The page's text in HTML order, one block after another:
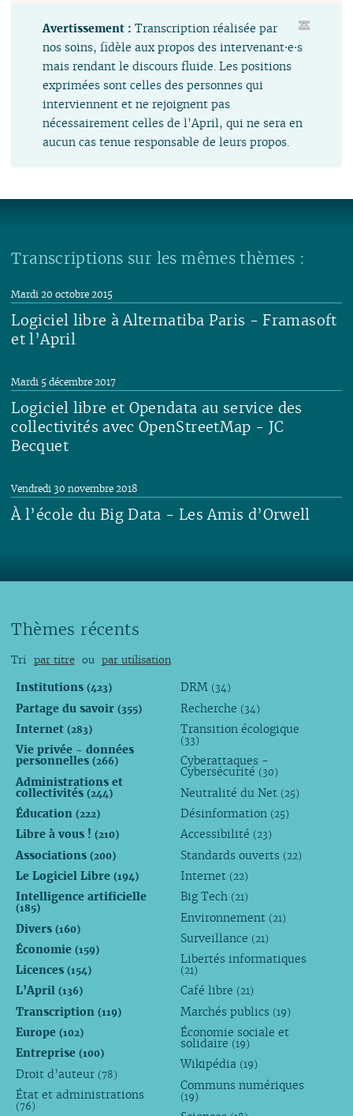
Avertissement :Transcription réalisée par
nos soins, fidèle aux propos des intervenant⋅e⋅s
mais rendant le discours fluide. Les positions
exprimées sont celles des personnes qui
interviennent et ne rejoignent pas
nécessairement celles de l'April, qui ne sera en
aucun cas tenue responsable de leurs propos.
Transcriptions sur les mêmes thèmes :
Logiciel libre à Alternatiba Paris - Framasoft
et l’April
Mardi 20 octobre 2015
Logiciel libre et Opendata au service des
collectivités avec OpenStreetMap - JC
Becquet
Mardi 5 décembre 2017
À l’école du Big Data - Les Amis d’Orwell
Vendredi 30 novembre 2018
Thèmes récents
Tri par titre ou par utilisation
Institutions (423)
Partage du savoir (355)
Internet (283)
Vie privée - données
personnelles (266)
Administrations et
collectivités (244)
Éducation (222)
Libre à vous ! (210)
Associations (200)
Le Logiciel Libre (194)
Intelligence artificielle
(185)
Divers (160)
Économie (159)
Licences (154)
L’April (136)
Transcription (119)
Europe (102)
Entreprise (100)
Droit d’auteur (78)
État et administrations
(76)
DRM (34)
Recherche (34)
Transition écologique
(33)
Cyberattaques -
Cybersécurité (30)
Neutralité du Net (25)
Désinformation (25)
Accessibilité (23)
Standards ouverts (22)
Internet (22)
Big Tech (21)
Environnement (21)
Surveillance (21)
Libertés informatiques
(21)
Café libre (21)
Marchés publics (19)
Économie sociale et
solidaire (19)
Wikipédia (19)
Communs numériques
(19)